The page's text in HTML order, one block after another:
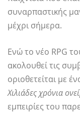
συναρπαστικής
μέχρι σήμερα.
Ενώ το νέο RPG
ακολουθεί τις
οριοθετείται με
Χιλιάδες χρόνια
εμπειρίες του